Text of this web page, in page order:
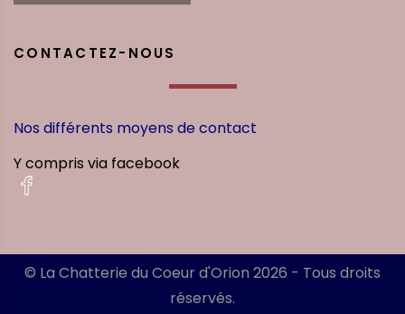
CONTACTEZ-NOUS
Nos différents moyens de contact
Y compris via facebook
© La Chatterie du Coeur d'Orion 2026 - Tous droits
réservés.